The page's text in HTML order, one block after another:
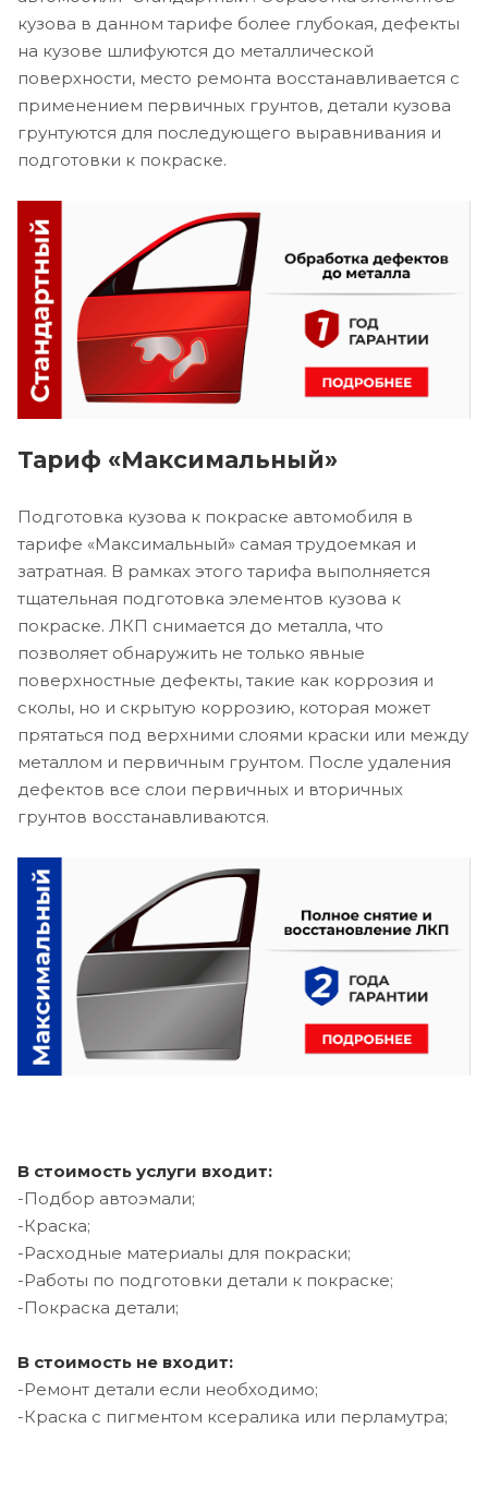
кузова в данном тарифе более глубокая, дефекты
на кузове шлифуются до металлической
поверхности, место ремонта восстанавливается с
применением первичных грунтов, детали кузова
грунтуются для последующего выравнивания и
подготовки к покраске.
Тариф «Максимальный»
Подготовка кузова к покраске автомобиля в
тарифе «Максимальный» самая трудоемкая и
затратная. В рамках этого тарифа выполняется
тщательная подготовка элементов кузова к
покраске. ЛКП снимается до металла, что
позволяет обнаружить не только явные
поверхностные дефекты, такие как коррозия и
сколы, но и скрытую коррозию, которая может
прятаться под верхними слоями краски или между
металлом и первичным грунтом. После удаления
дефектов все слои первичных и вторичных
грунтов восстанавливаются.
В стоимость услуги входит:
-Подбор автоэмали;
-Краска;
-Расходные материалы для покраски;
-Работы по подготовки детали к покраске;
-Покраска детали;
В стоимость не входит:
-Ремонт детали если необходимо;
-Краска с пигментом ксералика или перламутра;